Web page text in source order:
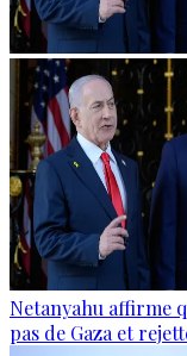
Netanyahu affirme
pas de Gaza et